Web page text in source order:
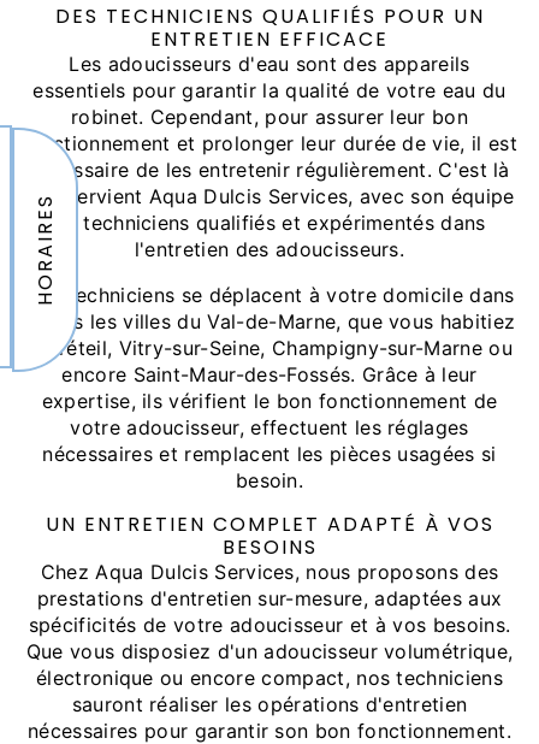
DES TECHNICIENS QUALIFIÉS POUR UN
ENTRETIEN EFFICACE
Les adoucisseurs d'eau sont des appareils
essentiels pour garantir la qualité de votre eau du
robinet. Cependant, pour assurer leur bon
fonctionnement et prolonger leur durée de vie, il est
nécessaire de les entretenir régulièrement. C'est là
qu'intervient Aqua Dulcis Services, avec son équipe
de techniciens qualifiés et expérimentés dans
l'entretien des adoucisseurs.
Nos techniciens se déplacent à votre domicile dans
toutes les villes du Val-de-Marne, que vous habitiez
à Créteil, Vitry-sur-Seine, Champigny-sur-Marne ou
encore Saint-Maur-des-Fossés. Grâce à leur
expertise, ils vérifient le bon fonctionnement de
votre adoucisseur, effectuent les réglages
nécessaires et remplacent les pièces usagées si
besoin.
UN ENTRETIEN COMPLET ADAPTÉ À VOS
BESOINS
Chez Aqua Dulcis Services, nous proposons des
prestations d'entretien sur-mesure, adaptées aux
spécificités de votre adoucisseur et à vos besoins.
Que vous disposiez d'un adoucisseur volumétrique,
électronique ou encore compact, nos techniciens
sauront réaliser les opérations d'entretien
nécessaires pour garantir son bon fonctionnement.
HORAIRES